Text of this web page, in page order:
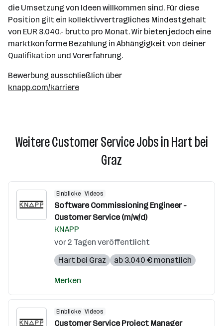
die Umsetzung von Ideen willkommen sind. Für diese
Position gilt ein kollektivvertragliches Mindestgehalt
von EUR 3.040.- brutto pro Monat. Wir bieten jedoch eine
marktkonforme Bezahlung in Abhängigkeit von deiner
Qualifikation und Vorerfahrung.
Bewerbung ausschließlich über
knapp.com/karriere
Weitere Customer Service Jobs in Hart bei
Graz
Einblicke Videos
Software Commissioning Engineer -
Customer Service (m/w/d)
KNAPP
vor 2 Tagen veröffentlicht
Hart bei Graz
ab 3.040 € monatlich
Merken
Einblicke Videos
Customer Service Project Manager